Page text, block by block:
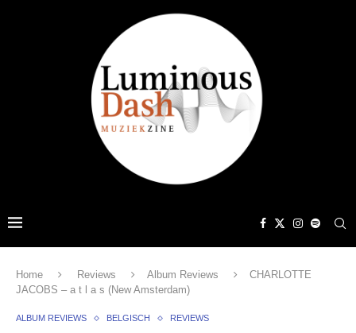
Home Reviews Album Reviews
CHARLOTTE
JACOBS – a t l a s (New Amsterdam)
ALBUM REVIEWS BELGISCH REVIEWS